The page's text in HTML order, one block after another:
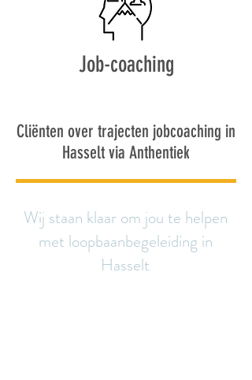
Job-coaching
Cliënten over trajecten jobcoaching in
Hasselt via Anthentiek
Wij staan klaar om jou te helpen
met loopbaanbegeleiding in
Hasselt